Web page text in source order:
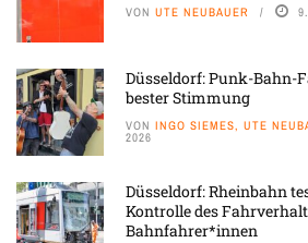
VON UTE NEUBAUER
Düsseldorf: Punk-Bahn-
bester Stimmung
VON INGO SIEMES, UTE
2026
Düsseldorf: Rheinbahn
Kontrolle des
Bahnfahrer*innen